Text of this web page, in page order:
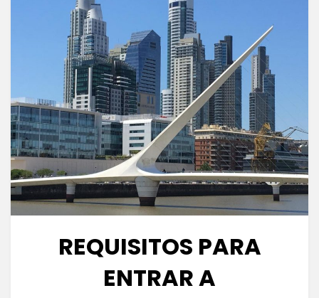
REQUISITOS PARA
ENTRAR A